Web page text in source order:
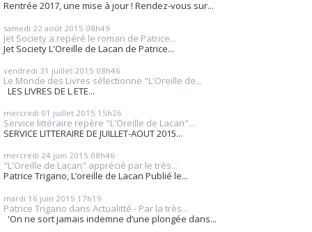
Rentrée 2017, une mise à jour ! Rendez-vous sur...
samedi 22 août 2015 08h49
Jet Society a repéré le roman de Patrice...
Jet Society L'Oreille de Lacan de Patrice...
vendredi 31 juillet 2015 08h46
Le Monde des Livres sélectionne "L'Oreille de...
LES LIVRES DE L ETE...
mercredi 01 juillet 2015 15h26
Service littéraire repère "L'Oreille de Lacan"...
SERVICE LITTERAIRE DE JUILLET-AOUT 2015...
mercredi 24 juin 2015 08h46
"L'Oreille de Lacan" apprécié par le très...
Patrice Trigano, L’oreille de Lacan Publié le...
mardi 16 juin 2015 17h19
Patrice Trigano dans Actualitté - Par la très...
'On ne sort jamais indemne d’une plongée dans...